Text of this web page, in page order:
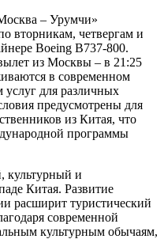
– Урумчи»
вторникам, четвергам и
Boeing B737-800.
из Москвы – в 21:25
в современном
для различных
предусмотрены для
из Китая, что
программы
культурный и
Китая. Развитие
расширит туристический
современной
культурным обычаям,